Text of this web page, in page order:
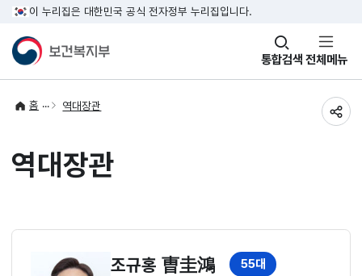
이 누리집은 대한민국 공식 전자정부 누리집입니다.
통합검색
창
열기 전체메뉴
홈 역대장관
역대장관
55대
조규홍 曺圭鴻